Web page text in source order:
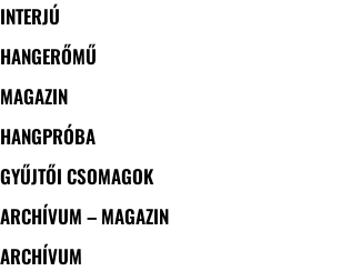
INTERJÚ
HANGERŐMŰ
MAGAZIN
HANGPRÓBA
GYŰJTŐI CSOMAGOK
ARCHÍVUM – MAGAZIN
ARCHÍVUM